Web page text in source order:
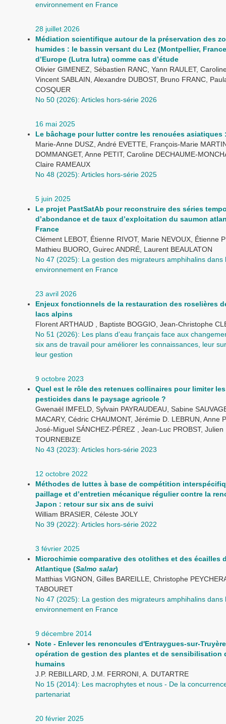
environnement en France
28 juillet 2026
Médiation scientifique autour de la préservation des
humides : le bassin versant du Lez (Montpellier,
d’Europe (Lutra lutra) comme cas d’étude
Olivier GIMENEZ, Sébastien RANC, Yann RAULET,
Vincent SABLAIN, Alexandre DUBOST, Bruno FRANC,
COSQUER
No 50 (2026): Articles hors-série 2026
16 mai 2025
Le bâchage pour lutter contre les renouées asiatiques
Marie-Anne DUSZ, André EVETTE, François-Marie
DOMMANGET, Anne PETIT, Caroline DECHAUME-
Claire RAMEAUX
No 48 (2025): Articles hors-série 2025
5 juin 2025
Le projet PastSatAb pour reconstruire des séries
d’abondance et de taux d’exploitation du saumon
France
Clément LEBOT, Étienne RIVOT, Marie NEVOUX, Étienne
Mathieu BUORO, Guirec ANDRÉ, Laurent BEAULATON
No 47 (2025): La gestion des migrateurs amphihalins dans
environnement en France
23 avril 2026
Enjeux fonctionnels de la restauration des roselières
lacs alpins
Florent ARTHAUD , Baptiste BOGGIO, Jean-Christophe
No 51 (2026): Les plans d’eau français face aux
six ans de travail pour améliorer les connaissances, leur
leur gestion
9 octobre 2023
Quel est le rôle des retenues collinaires pour limiter
pesticides dans le paysage agricole ?
Gwenaël IMFELD, Sylvain PAYRAUDEAU, Sabine
MACARY, Cédric CHAUMONT, Jérémie D. LEBRUN, Anne
José-Miguel SÁNCHEZ-PÉREZ , Jean-Luc PROBST, Julien
TOURNEBIZE
No 43 (2023): Articles hors-série 2023
12 octobre 2022
Méthodes de luttes à base de compétition
paillage et d’entretien mécanique régulier contre la
Japon : retour sur six ans de suivi
William BRASIER, Céleste JOLY
No 39 (2022): Articles hors-série 2022
3 février 2025
Microchimie comparative des otolithes et des écailles
Atlantique (Salmo salar)
Matthias VIGNON, Gilles BAREILLE, Christophe
TABOURET
No 47 (2025): La gestion des migrateurs amphihalins dans
environnement en France
9 décembre 2014
Note - Enlever les renoncules d'Entraygues-sur-
opération de gestion des plantes et de sensibilisation
humains
J.P. REBILLARD, J.M. FERRONI, A. DUTARTRE
No 15 (2014): Les macrophytes et nous - De la
partenariat
20 février 2025